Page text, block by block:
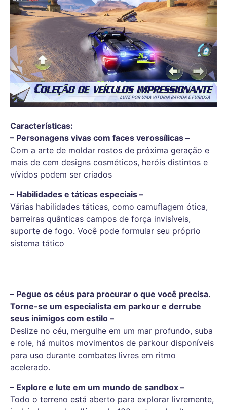
Características:
– Personagens vivas com faces verossílicas –
Com a arte de moldar rostos de próxima geração e
mais de cem designs cosméticos, heróis distintos e
vívidos podem ser criados
– Habilidades e táticas especiais –
Várias habilidades táticas, como camuflagem ótica,
barreiras quânticas campos de força invisíveis,
suporte de fogo. Você pode formular seu próprio
sistema tático
– Pegue os céus para procurar o que você precisa.
Torne-se um especialista em parkour e derrube
seus inimigos com estilo –
Deslize no céu, mergulhe em um mar profundo, suba
e role, há muitos movimentos de parkour disponíveis
para uso durante combates livres em ritmo
acelerado.
– Explore e lute em um mundo de sandbox –
Todo o terreno está aberto para explorar livremente,